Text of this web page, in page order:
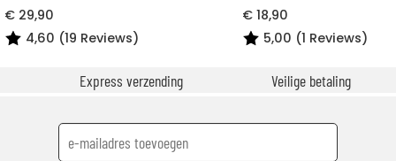
€ 29,90
4,60 (19 Reviews)
€ 18,90
5,00 (1 Reviews)
Express verzending Veilige betaling